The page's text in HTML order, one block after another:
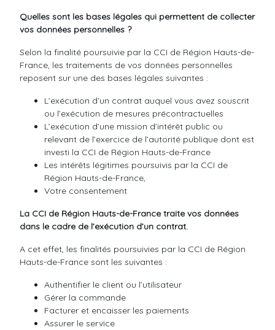
Quelles sont les bases légales qui permettent de collecter
vos données personnelles ?
Selon la finalité poursuivie par la CCI de Région Hauts-de-
France, les traitements de vos données personnelles
reposent sur une des bases légales suivantes :
L’exécution d’un contrat auquel vous avez souscrit
ou l’exécution de mesures précontractuelles
L’exécution d’une mission d’intérêt public ou
relevant de l’exercice de l’autorité publique dont est
investi la CCI de Région Hauts-de-France
Les intérêts légitimes poursuivis par la CCI de
Région Hauts-de-France,
Votre consentement
La CCI de Région Hauts-de-France traite vos données
dans le cadre de l’exécution d’un contrat.
A cet effet, les finalités poursuivies par la CCI de Région
Hauts-de-France sont les suivantes :
Authentifier le client ou l’utilisateur
Gérer la commande
Facturer et encaisser les paiements
Assurer le service